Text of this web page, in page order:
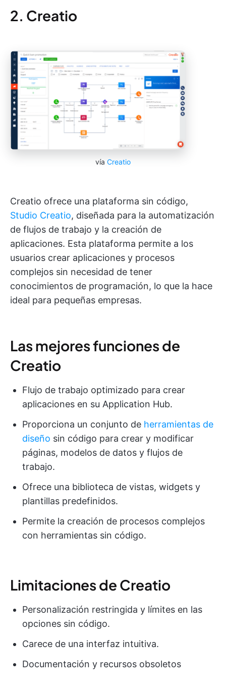
2. Creatio
vía Creatio
Creatio ofrece una plataforma sin código,
Studio Creatio, diseñada para la automatización
de flujos de trabajo y la creación de
aplicaciones. Esta plataforma permite a los
usuarios crear aplicaciones y procesos
complejos sin necesidad de tener
conocimientos de programación, lo que la hace
ideal para pequeñas empresas.
Las mejores funciones de
Creatio
Flujo de trabajo optimizado para crear
aplicaciones en su Application Hub.
Proporciona un conjunto de herramientas de
diseño sin código para crear y modificar
páginas, modelos de datos y flujos de
trabajo.
Ofrece una biblioteca de vistas, widgets y
plantillas predefinidos.
Permite la creación de procesos complejos
con herramientas sin código.
Limitaciones de Creatio
Personalización restringida y límites en las
opciones sin código.
Carece de una interfaz intuitiva.
Documentación y recursos obsoletos